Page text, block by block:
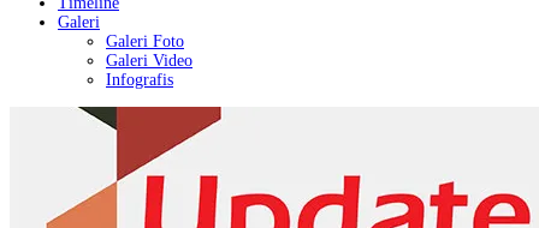
Galeri
Galeri Foto
Galeri Video
Infografis